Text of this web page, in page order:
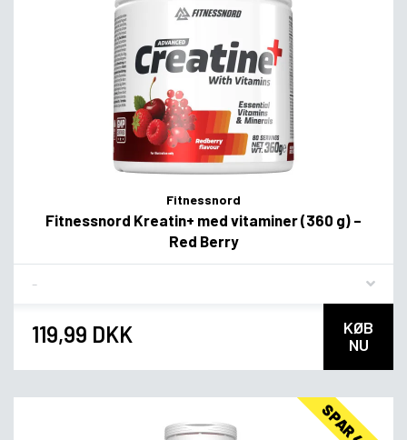
Fitnessnord
Fitnessnord Kreatin+ med vitaminer (360 g) –
Red Berry
119,99 DKK
KØB
NU